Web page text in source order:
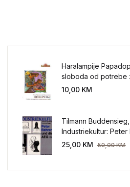
Haralampije
sloboda od potrebe
sveta
10,00 KM
Tilmann
Industriekultur:
AEG 1907-1914.
25,00 KM 50,00KM